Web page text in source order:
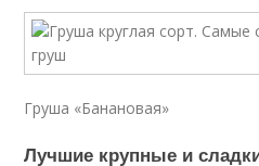
Груша «Банановая»
Лучшие крупные и